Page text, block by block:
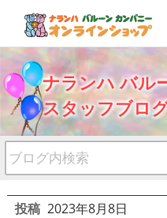
ナランハ バル
スタッフブロ
投稿 2023年8月8日